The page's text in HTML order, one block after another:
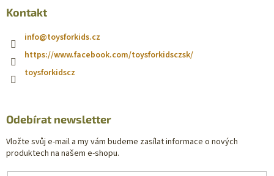
Kontakt
info@toysforkids.cz
https://www.facebook.com/toysforkidsczsk/
toysforkidscz
Odebírat newsletter
Vložte svůj e-mail a my vám budeme zasílat informace o nových
produktech na našem e-shopu.